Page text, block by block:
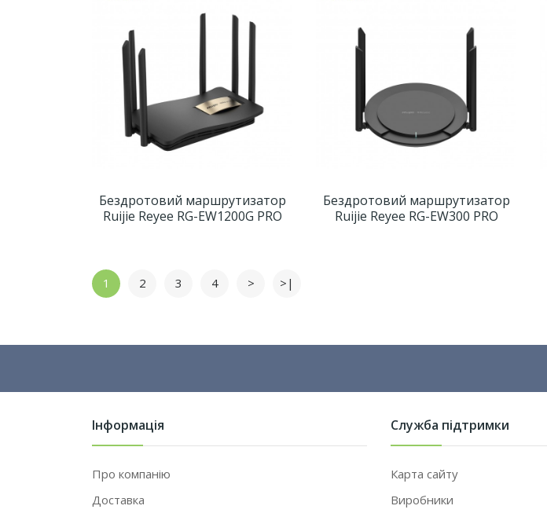
Бездротовий маршрутизатор
Ruijie Reyee RG-EW1200G PRO
Бездротовий маршрутизатор
Ruijie Reyee RG-EW300 PRO
1 2 3 4 > >|
Інформація
Про компанію
Доставка
Служба підтримки
Карта сайту
Виробники